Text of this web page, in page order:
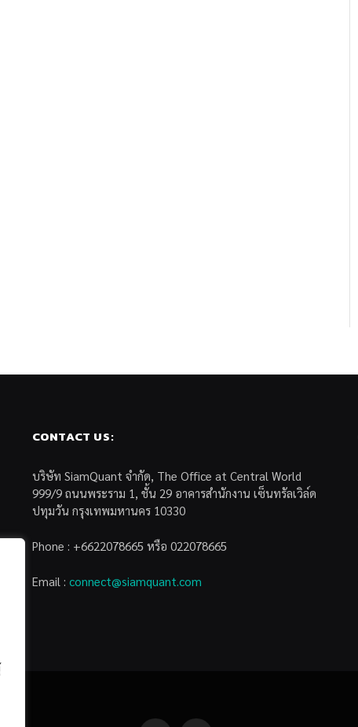
CONTACT US:
บริษัท SiamQuant จำกัด, The Office at Central World
999/9 ถนนพระราม 1, ชั้น 29 อาคารสำนักงาน เซ็นทรัลเวิล์ด
ปทุมวัน กรุงเทพมหานคร 10330
Phone : +6622078665 หรือ 022078665
Email : connect@siamquant.com